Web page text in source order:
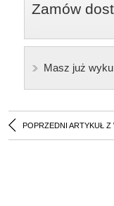
Zamów
Masz już
POPRZEDNI ARTYKUŁ Z